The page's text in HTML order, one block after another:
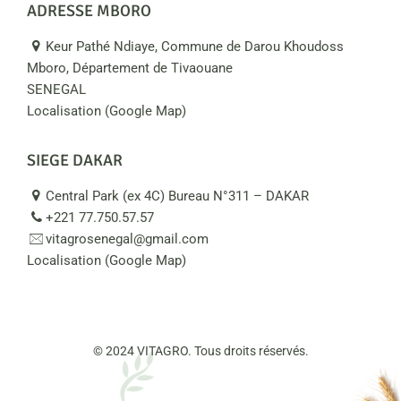
ADRESSE MBORO
Keur Pathé Ndiaye, Commune de Darou Khoudoss
Mboro, Département de Tivaouane
SENEGAL
Localisation (Google Map)
SIEGE DAKAR
Central Park (ex 4C) Bureau N°311 – DAKAR
+221 77.750.57.57
vitagrosenegal@gmail.com
Localisation (Google Map)
© 2024 VITAGRO. Tous droits réservés.